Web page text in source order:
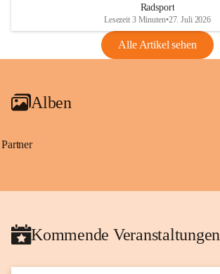
VBl. EU Nr. 18_2026
Radsport
Lesezeit 3 Minuten•27. Juli 2026
Alle Artikel sehen
Alben
Partner
Kommende Veranstaltungen